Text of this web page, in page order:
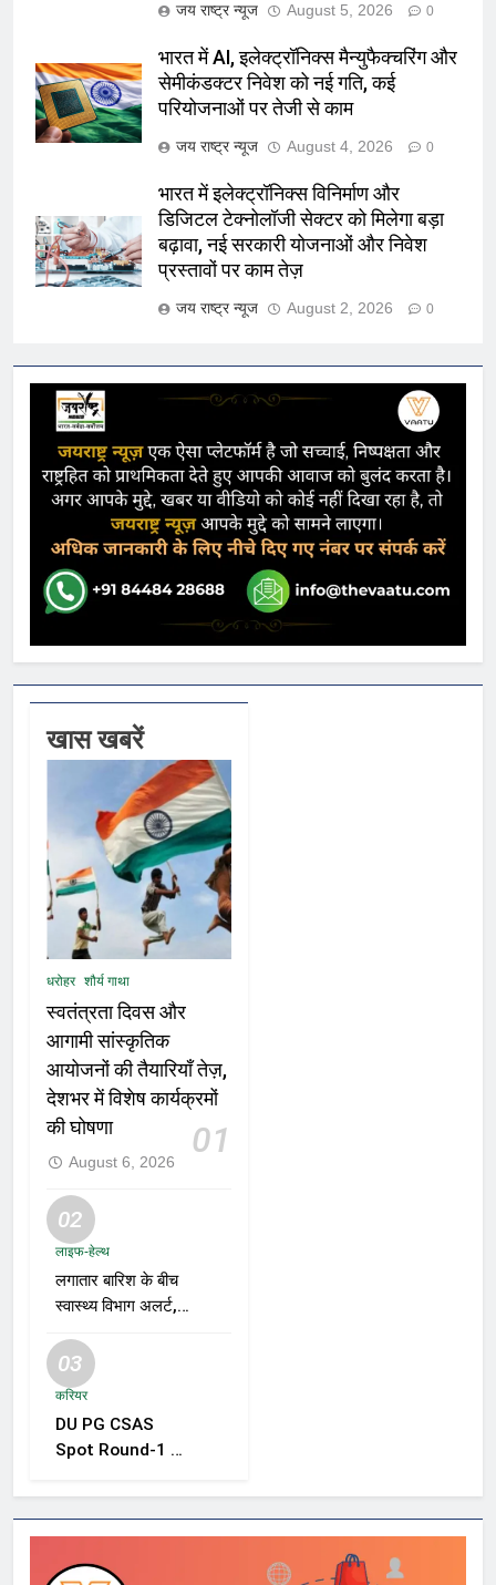
जय राष्ट्र न्यूज August 5, 2026 0
भारत में AI, इलेक्ट्रॉनिक्स मैन्युफैक्चरिंग और
सेमीकंडक्टर निवेश को नई गति, कई
परियोजनाओं पर तेजी से काम
जय राष्ट्र न्यूज August 4, 2026 0
भारत में इलेक्ट्रॉनिक्स विनिर्माण और
डिजिटल टेक्नोलॉजी सेक्टर को मिलेगा बड़ा
बढ़ावा, नई सरकारी योजनाओं और निवेश
प्रस्तावों पर काम तेज़
जय राष्ट्र न्यूज August 2, 2026 0
खास खबरें
धरोहर शौर्य गाथा
स्वतंत्रता दिवस और
आगामी सांस्कृतिक
आयोजनों की तैयारियाँ तेज़,
देशभर में विशेष कार्यक्रमों
की घोषणा
01
August 6, 2026
02
लाइफ-हेल्थ
लगातार बारिश के बीच
स्वास्थ्य विभाग अलर्ट,
वायरल बुखार की
रोकथाम के लिए राज्यों
निर्देश
03
करियर
DU PG CSAS
Spot Round-1 की
को आवेदन और सीट
स्वीकार करने के लिए